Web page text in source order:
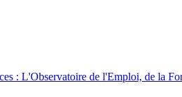
: L'Observatoire de l'Emploi, de la